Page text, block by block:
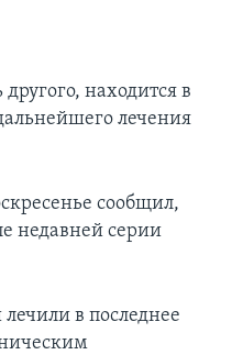
находится в
лечения
сообщил,
недавней серии
в последнее